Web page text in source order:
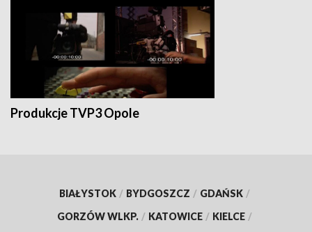
Produkcje TVP3 Opole
BIAŁYSTOK / BYDGOSZCZ / GDAŃSK /
GORZÓW WLKP. / KATOWICE / KIELCE /